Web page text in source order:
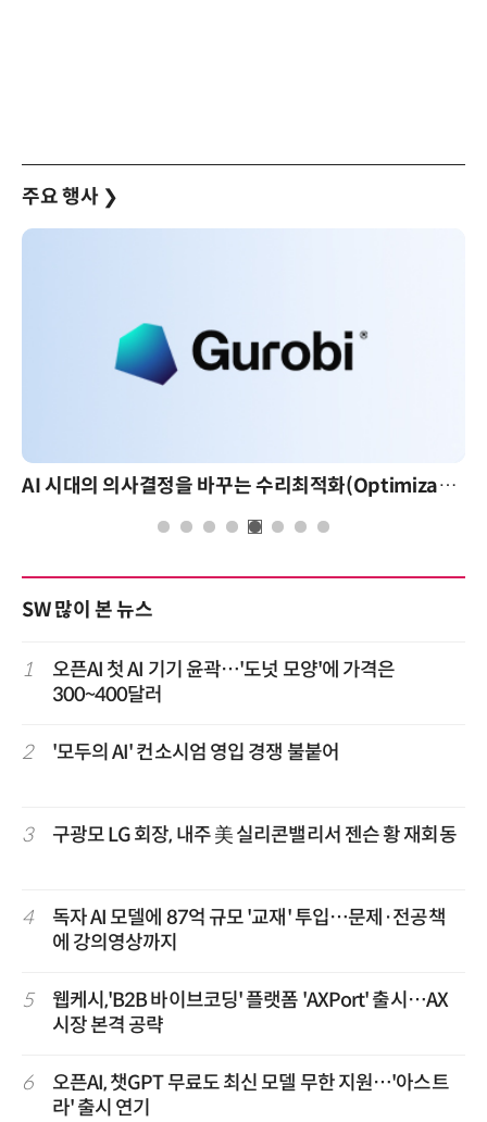
주요 행사 ❯
AI 시대의 의사결정을 바꾸는 수리최적화(Optimization): 실제 산업 적용 사례와 활용 전략
SW 많이 본 뉴스
1
오픈AI 첫 AI 기기 윤곽…'도넛 모양'에 가격은
300~400달러
2 '모두의 AI' 컨소시엄 영입 경쟁 불붙어
3 구광모 LG 회장, 내주 美 실리콘밸리서 젠슨 황 재회동
4
독자 AI 모델에 87억 규모 '교재' 투입…문제·전공책
에 강의영상까지
5
웹케시,'B2B 바이브코딩' 플랫폼 'AXPort' 출시…AX
시장 본격 공략
6
오픈AI, 챗GPT 무료도 최신 모델 무한 지원…'아스트
라' 출시 연기